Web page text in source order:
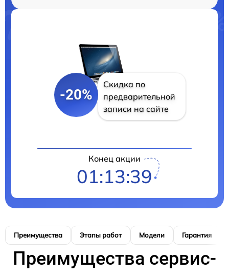
-20%
Скидка по
предварительной
записи на сайте
Конец акции
01:13:38
Преимущества Этапы работ Модели Гарантия
Преимущества сервис-